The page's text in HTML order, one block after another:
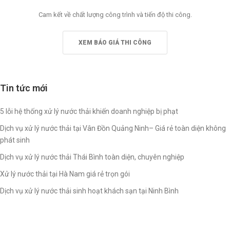
Cam kết về chất lượng công trình và tiến độ thi công.
XEM BÁO GIÁ THI CÔNG
Tin tức mới
5 lỗi hệ thống xử lý nước thải khiến doanh nghiệp bị phạt
Dịch vụ xử lý nước thải tại Vân Đồn Quảng Ninh– Giá rẻ toàn diện không
phát sinh
Dịch vụ xử lý nước thải Thái Bình toàn diện, chuyên nghiệp
Xử lý nước thải tại Hà Nam giá rẻ trọn gói
Dịch vụ xử lý nước thải sinh hoạt khách sạn tại Ninh Bình